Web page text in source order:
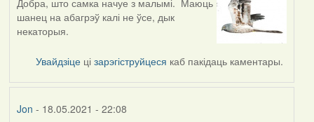
Добра, што самка начуе з малымі. Маюць
шанец на абагрэў калі не ўсе, дык
некаторыя.
Увайдзіце цізарэгіструйцеся каб пакідаць каментары.
Jon - 18.05.2021 - 22:08